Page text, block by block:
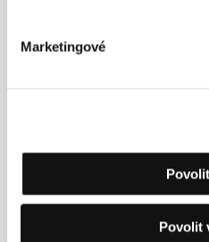
Marketingové
Povolit